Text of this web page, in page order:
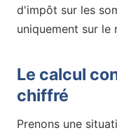
d'impôt sur les
uniquement sur le
Le calcul
chiffré
Prenons une